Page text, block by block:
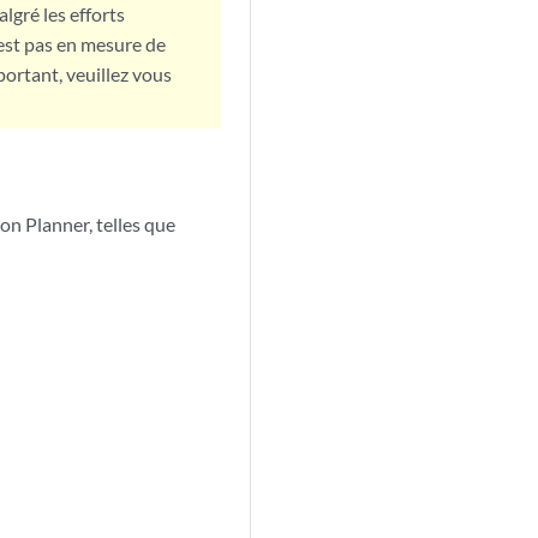
les efforts
pas en mesure de
veuillez vous
Planner, telles que